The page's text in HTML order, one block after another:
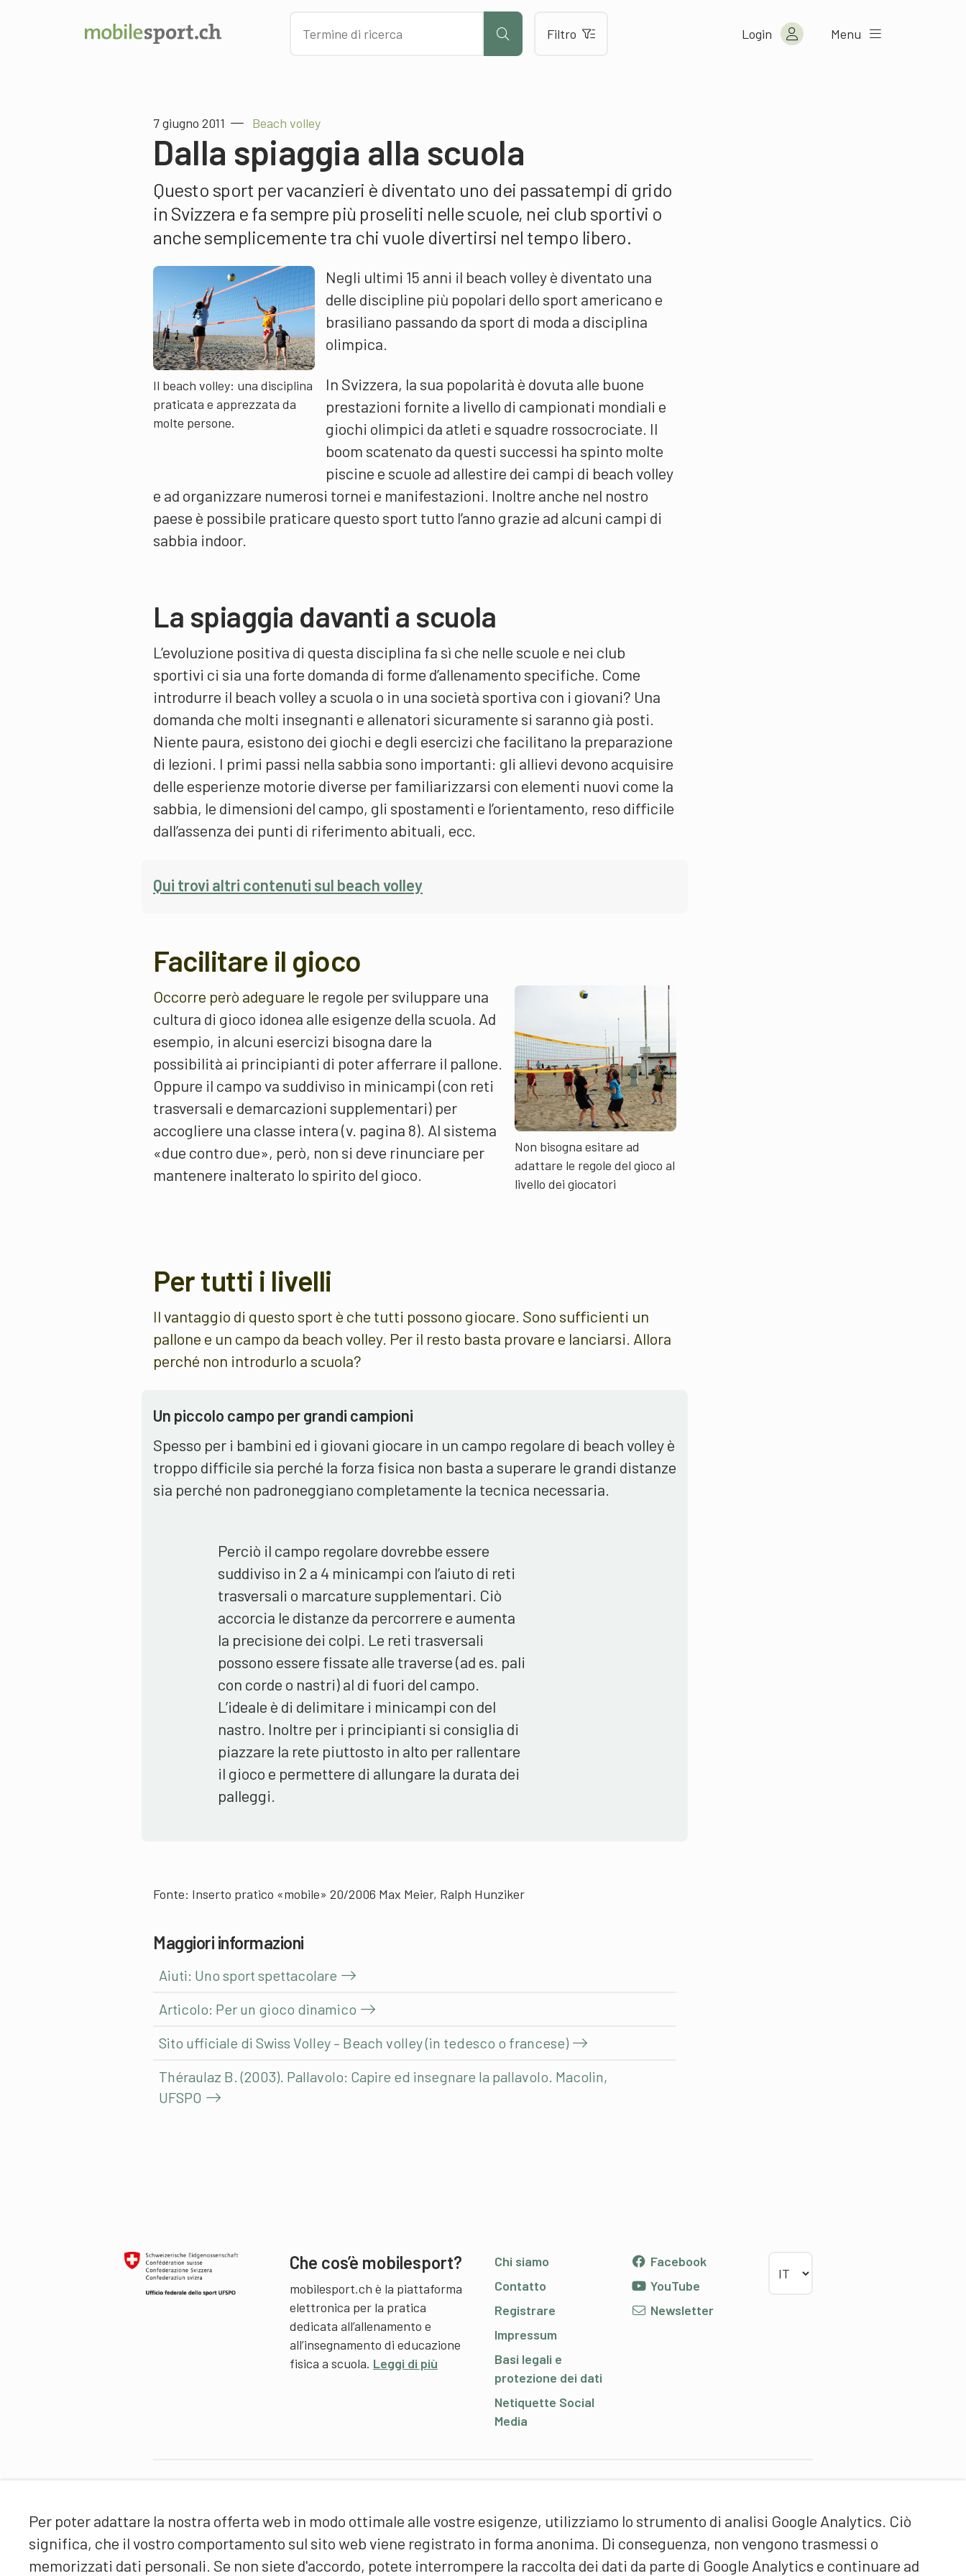
Per poter adattare la nostra offerta web in modo ottimale alle vostre esigenze, utilizziamo lo strumento di analisi Google Analytics. Ciò
significa, che il vostro comportamento sul sito web viene registrato in forma anonima. Di conseguenza, non vengono trasmessi o
memorizzati dati personali. Se non siete d'accordo, potete interrompere la raccolta dei dati da parte di Google Analytics e continuare ad
Filtro Login Menu
7 giugno 2011 Beach volley
Dalla spiaggia alla scuola
Questo sport per vacanzieri è diventato uno dei passatempi di grido
in Svizzera e fa sempre più proseliti nelle scuole, nei club sportivi o
anche semplicemente tra chi vuole divertirsi nel tempo libero.
Il beach volley: una disciplina
praticata e apprezzata da
molte persone.
Negli ultimi 15 anni il beach volley è diventato una
delle discipline più popolari dello sport americano e
brasiliano passando da sport di moda a disciplina
olimpica.
In Svizzera, la sua popolarità è dovuta alle buone
prestazioni fornite a livello di campionati mondiali e
giochi olimpici da atleti e squadre rossocrociate. Il
boom scatenato da questi successi ha spinto molte
piscine e scuole ad allestire dei campi di beach volley
e ad organizzare numerosi tornei e manifestazioni. Inoltre anche nel nostro
paese è possibile praticare questo sport tutto l’anno grazie ad alcuni campi di
sabbia indoor.
La spiaggia davanti a scuola
L’evoluzione positiva di questa disciplina fa sì che nelle scuole e nei club
sportivi ci sia una forte domanda di forme d’allenamento specifiche. Come
introdurre il beach volley a scuola o in una società sportiva con i giovani? Una
domanda che molti insegnanti e allenatori sicuramente si saranno già posti.
Niente paura, esistono dei giochi e degli esercizi che facilitano la preparazione
di lezioni. I primi passi nella sabbia sono importanti: gli allievi devono acquisire
delle esperienze motorie diverse per familiarizzarsi con elementi nuovi come la
sabbia, le dimensioni del campo, gli spostamenti e l’orientamento, reso difficile
dall’assenza dei punti di riferimento abituali, ecc.
Qui trovi altri contenuti sul beach volley
Facilitare il gioco
Non bisogna esitare ad
adattare le regole del gioco al
livello dei giocatori
Occorre però adeguare le regole per sviluppare una
cultura di gioco idonea alle esigenze della scuola. Ad
esempio, in alcuni esercizi bisogna dare la
possibilità ai principianti di poter afferrare il pallone.
Oppure il campo va suddiviso in minicampi (con reti
trasversali e demarcazioni supplementari) per
accogliere una classe intera (v. pagina 8). Al sistema
«due contro due», però, non si deve rinunciare per
mantenere inalterato lo spirito del gioco.
Per tutti i livelli
Il vantaggio di questo sport è che tutti possono giocare. Sono sufficienti un
pallone e un campo da beach volley. Per il resto basta provare e lanciarsi. Allora
perché non introdurlo a scuola?
Un piccolo campo per grandi campioni
Spesso per i bambini ed i giovani giocare in un campo regolare di beach volley è
troppo difficile sia perché la forza fisica non basta a superare le grandi distanze
sia perché non padroneggiano completamente la tecnica necessaria.
Perciò il campo regolare dovrebbe essere
suddiviso in 2 a 4 minicampi con l’aiuto di reti
trasversali o marcature supplementari. Ciò
accorcia le distanze da percorrere e aumenta
la precisione dei colpi. Le reti trasversali
possono essere fissate alle traverse (ad es. pali
con corde o nastri) al di fuori del campo.
L’ideale è di delimitare i minicampi con del
nastro. Inoltre per i principianti si consiglia di
piazzare la rete piuttosto in alto per rallentare
il gioco e permettere di allungare la durata dei
palleggi.
Fonte: Inserto pratico «mobile» 20/2006 Max Meier, Ralph Hunziker
Maggiori informazioni
Aiuti: Uno sport spettacolare
Articolo: Per un gioco dinamico
Sito ufficiale di Swiss Volley – Beach volley (in tedesco o francese)
Théraulaz B. (2003). Pallavolo: Capire ed insegnare la pallavolo. Macolin,
UFSPO
Che cos’è mobilesport?
mobilesport.ch è la piattaforma
elettronica per la pratica
dedicata all’allenamento e
all’insegnamento di educazione
fisica a scuola. Leggi di più
Chi siamo
Contatto
Registrare
Impressum
Basi legali e
protezione dei dati
Netiquette Social
Media
Facebook
YouTube
Newsletter
Scuola universitaria federale
dello Sport Macolin SUFSM
(DE/FR)